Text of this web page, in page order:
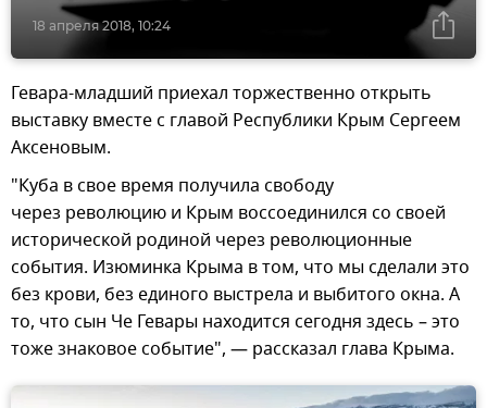
18 апреля 2018, 10:24
Гевара-младший приехал торжественно открыть
выставку вместе с главой Республики Крым Сергеем
Аксеновым.
"Куба в свое время получила свободу
через революцию и Крым воссоединился со своей
исторической родиной через революционные
события. Изюминка Крыма в том, что мы сделали это
без крови, без единого выстрела и выбитого окна. А
то, что сын Че Гевары находится сегодня здесь – это
тоже знаковое событие", — рассказал глава Крыма.